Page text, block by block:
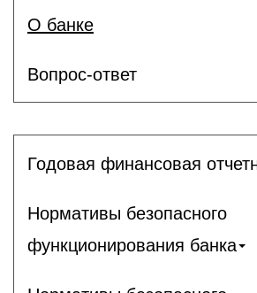
О банке
Вопрос-ответ
Годовая финансовая
Нормативы безопасного
функционирования банка